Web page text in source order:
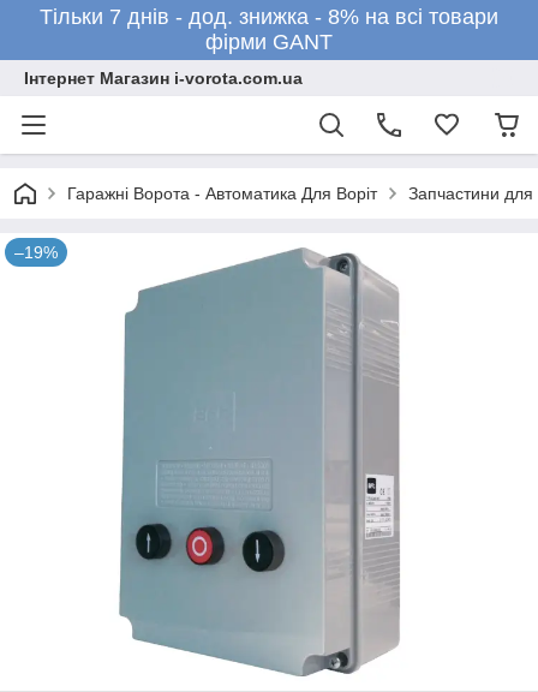
Тільки 7 днів - дод. знижка - 8% на всі товари
фірми GANT
Інтернет Магазин i-vorota.com.ua
Гаражні Ворота - Автоматика Для Воріт Запчастини для
–19%